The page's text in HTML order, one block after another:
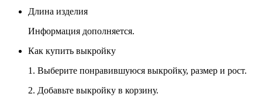
Длина изделия
Информация дополняется.
Как купить выкройку
1. Выберите понравившуюся выкройку, размер и рост.
2. Добавьте выкройку в корзину.